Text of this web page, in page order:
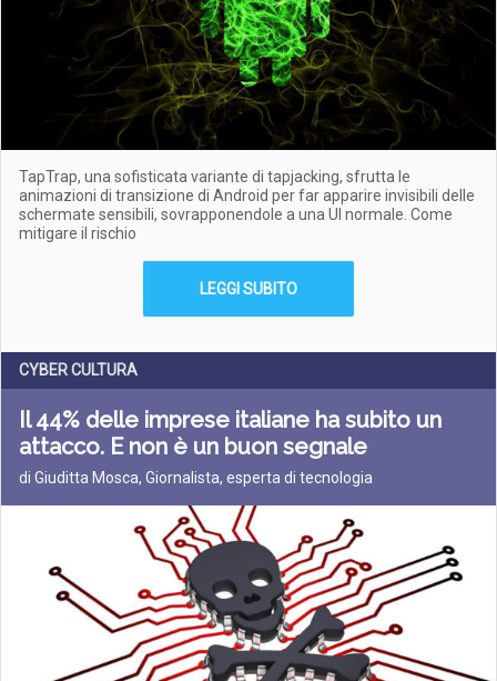
TapTrap, una sofisticata variante di tapjacking, sfrutta le
animazioni di transizione di Android per far apparire invisibili delle
schermate sensibili, sovrapponendole a una UI normale. Come
mitigare il rischio
LEGGI SUBITO
CYBER CULTURA
Il 44% delle imprese italiane ha subito un
attacco. E non è un buon segnale
di Giuditta Mosca, Giornalista, esperta di tecnologia